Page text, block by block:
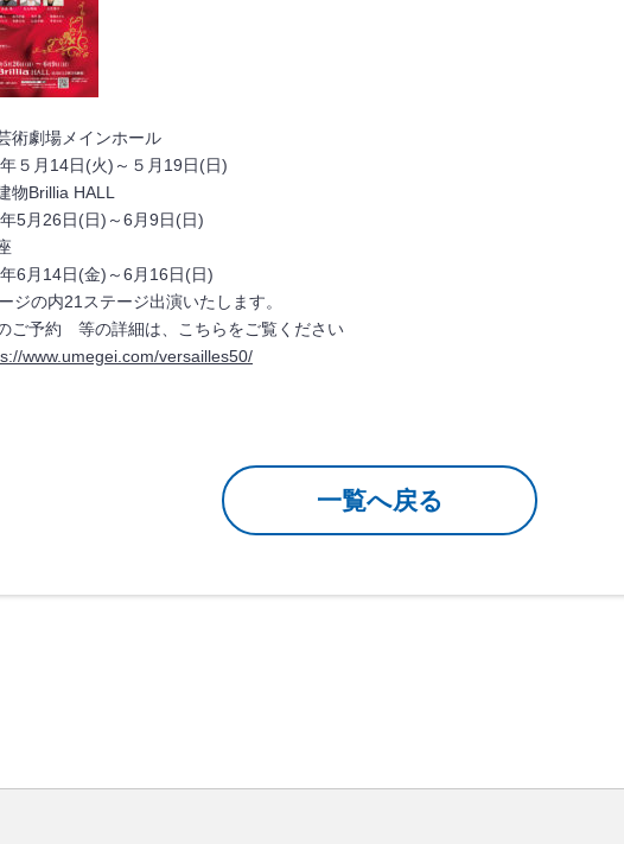
劇場メインホール
(火)～５月19日(日)
Brillia HALL
(日)～6月9日(日)
(金)～6月16日(日)
ジの内21ステージ出演いたします。
ご予約 等の詳細は、こちらをご覧ください
www.umegei.com/versailles50/
一覧へ戻る